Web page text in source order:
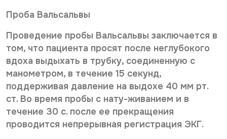
Проба Вальсальвы
Проведение пробы Вальсальвы заключается в
том, что пациента просят пос­ле неглубокого
вдоха выдыхать в трубку, соединенную с
манометром, в течение 15 секунд,
поддерживая давление на выдохе 40 мм рт.
ст. Во время пробы с нату-живанием и в
течение 30 с. после ее прекращения
проводится непрерывная реги­страция ЭКГ.